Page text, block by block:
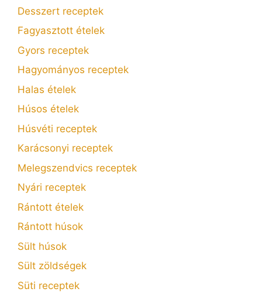
Desszert receptek
Fagyasztott ételek
Gyors receptek
Hagyományos receptek
Halas ételek
Húsos ételek
Húsvéti receptek
Karácsonyi receptek
Melegszendvics receptek
Nyári receptek
Rántott ételek
Rántott húsok
Sült húsok
Sült zöldségek
Süti receptek